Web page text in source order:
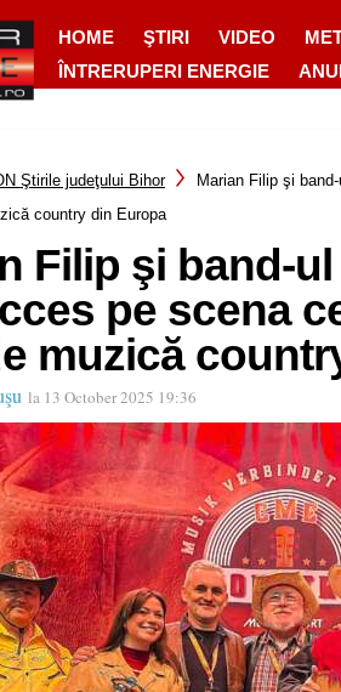
HOME ŞTIRI VIDEO
ÎNTRERUPERI ENERGIE
Ştirile judeţului Bihor
Marian Filip şi
country din Europa
Filip şi band-
pe scena
muzică
la 13 October 2025 19:36